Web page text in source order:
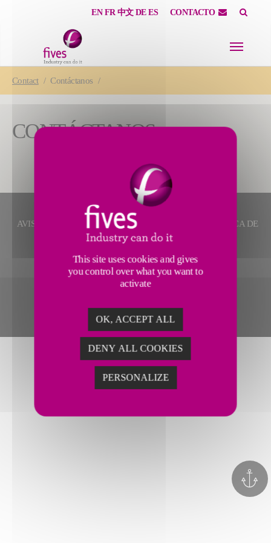
EN FR 中文 DE ES CONTACTO
Contact Contáctanos
CONTÁCTANOS
AVISO LEGAL MAPA DEL SITIO
POLÍTICA DE
PRIVACIDAD
CONTACTO
This site uses cookies and gives
you control over what you want to
activate
OK, ACCEPT ALL
DENY ALL COOKIES
PERSONALIZE